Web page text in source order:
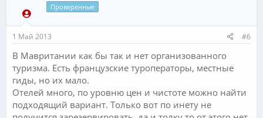
Проверенные
1 Май 2013 #6
В Мавритании как бы так и нет организованного
туризма. Есть французские туроператоры, местные
гиды, но их мало.
Отелей много, по уровню цен и чистоте можно найти
подходящий вариант. Только вот по инету не